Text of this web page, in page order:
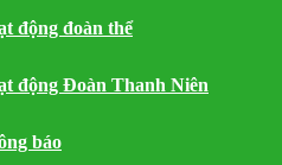
động đoàn thể
động Đoàn Thanh Niên
báo